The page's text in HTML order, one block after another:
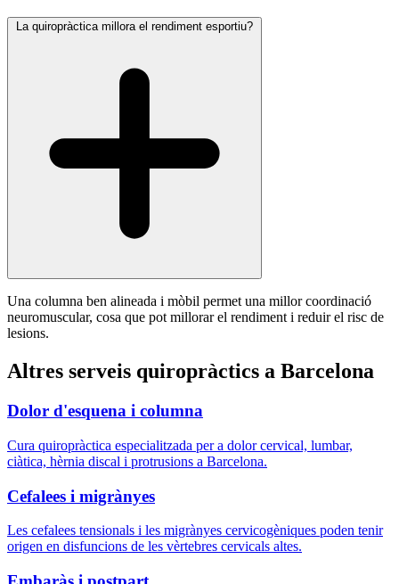
La quiropràctica millora el rendiment esportiu?
Una columna ben alineada i mòbil permet una millor coordinació
neuromuscular, cosa que pot millorar el rendiment i reduir el risc de
lesions.
Altres serveis quiropràctics a Barcelona
Dolor d'esquena i columna
Cura quiropràctica especialitzada per a dolor cervical, lumbar,
ciàtica, hèrnia discal i protrusions a Barcelona.
Cefalees i migrànyes
Les cefalees tensionals i les migrànyes cervicogèniques poden tenir
origen en disfuncions de les vèrtebres cervicals altes.